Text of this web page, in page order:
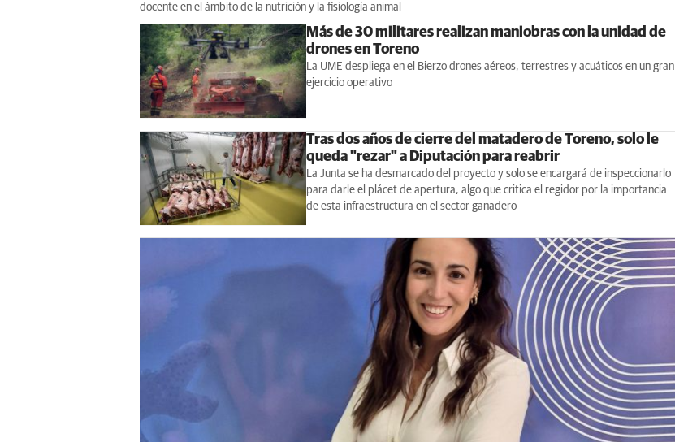
docente en el ámbito de la nutrición y la fisiología animal
Más de 30 militares realizan maniobras con la unidad de
drones en Toreno
La UME despliega en el Bierzo drones aéreos, terrestres y acuáticos en un gran
ejercicio operativo
Tras dos años de cierre del matadero de Toreno, solo le
queda "rezar" a Diputación para reabrir
La Junta se ha desmarcado del proyecto y solo se encargará de inspeccionarlo
para darle el plácet de apertura, algo que critica el regidor por la importancia
de esta infraestructura en el sector ganadero